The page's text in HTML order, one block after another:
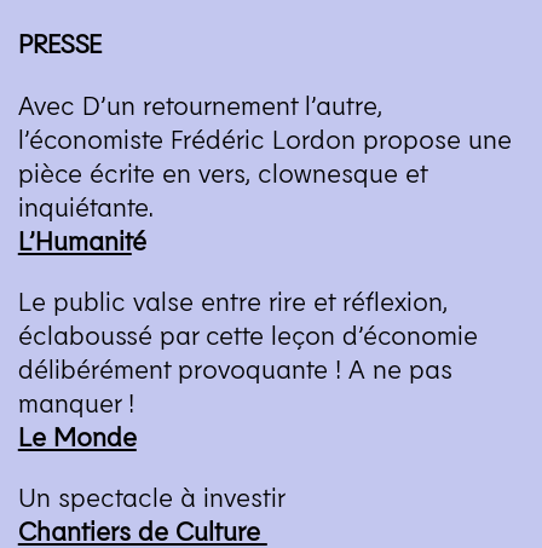
PRESSE
Avec D’un retournement l’autre,
l’économiste Frédéric Lordon propose une
pièce écrite en vers, clownesque et
inquiétante.
L’Humanité
Le public valse entre rire et réflexion,
éclaboussé par cette leçon d’économie
délibérément provoquante ! A ne pas
manquer !
Le Monde
Un spectacle à investir
Chantiers de Culture